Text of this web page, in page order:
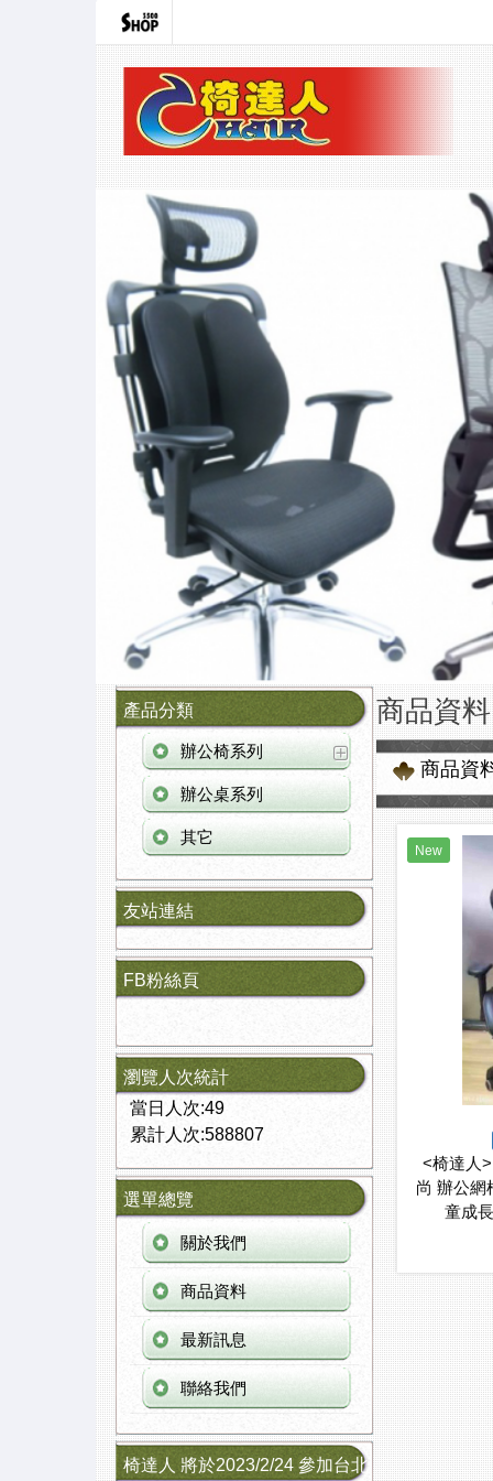
產品分類
辦公椅系列
辦公桌系列
其它
友站連結
FB粉絲頁
瀏覽人次統計
當日人次:49
累計人次:588807
選單總覽
關於我們
商品資料
最新訊息
聯絡我們
椅達人 將於2023/2/24 參加台北
商品資料
商品資
New
<椅達人
尚 辦公網
童成